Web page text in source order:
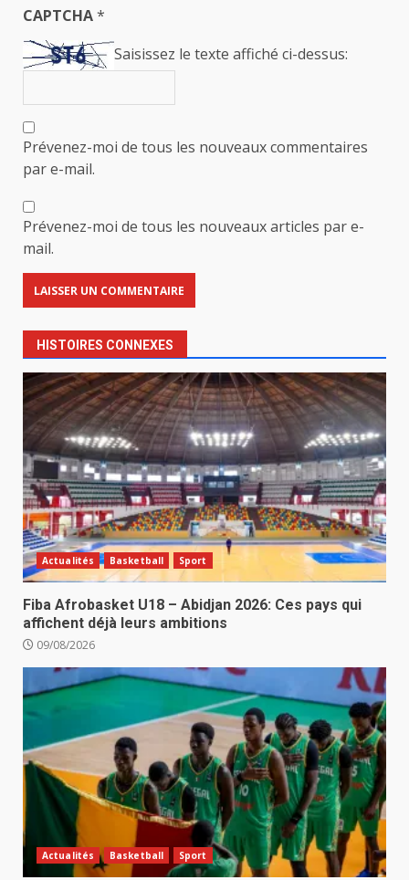
CAPTCHA*
Saisissez le texte affiché ci-dessus:
Prévenez-moi de tous les nouveaux commentaires
par e-mail.
Prévenez-moi de tous les nouveaux articles par e-
mail.
HISTOIRES CONNEXES
Actualités Basketball Sport
Fiba Afrobasket U18 – Abidjan 2026: Ces pays qui
affichent déjà leurs ambitions
09/08/2026
Actualités Basketball Sport